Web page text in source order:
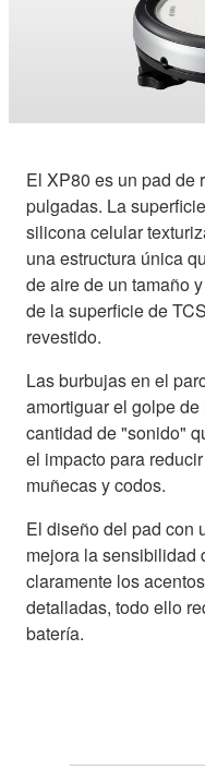
El XP80 es un pad de
pulgadas. La
silicona celular
una estructura única
de aire de un tamaño
de la superficie de
revestido.
Las burbujas en el
amortiguar el golpe
cantidad de "sonido"
el impacto para
muñecas y codos.
El diseño del pad con
mejora la sensibilidad
claramente los
detalladas, todo ello
batería.